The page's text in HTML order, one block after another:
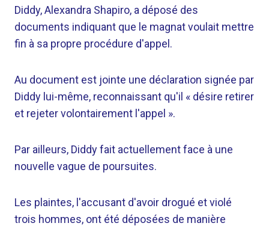
Diddy, Alexandra Shapiro, a déposé des
documents indiquant que le magnat voulait mettre
fin à sa propre procédure d'appel.
Au document est jointe une déclaration signée par
Diddy lui-même, reconnaissant qu'il « désire retirer
et rejeter volontairement l'appel ».
Par ailleurs, Diddy fait actuellement face à une
nouvelle vague de poursuites.
Les plaintes, l'accusant d'avoir drogué et violé
trois hommes, ont été déposées de manière